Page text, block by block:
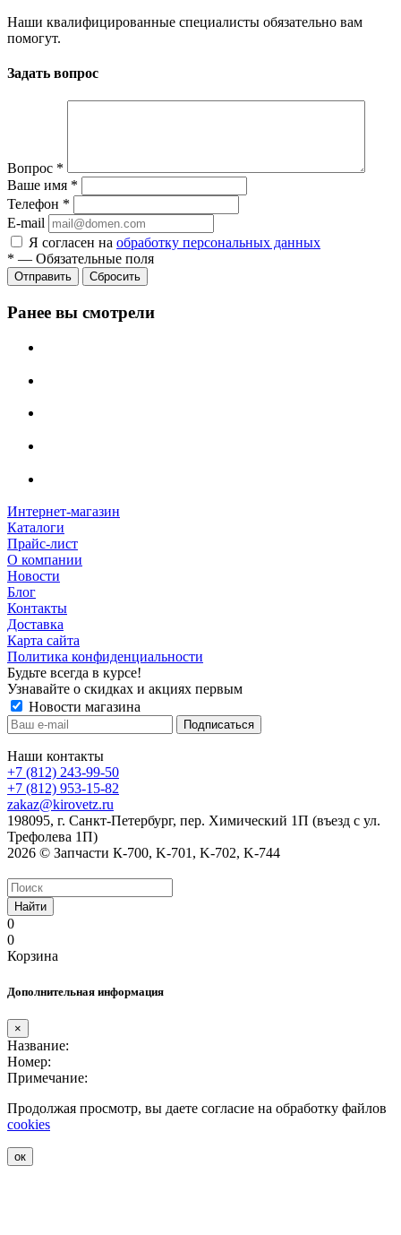
Наши квалифицированные специалисты обязательно вам
помогут.
Задать вопрос
Вопрос *
Ваше имя *
Телефон *
E-mail
Я согласен на обработку персональных данных
* — Обязательные поля
Сбросить
Ранее вы смотрели
Интернет-магазин
Каталоги
Прайс-лист
О компании
Новости
Блог
Контакты
Доставка
Карта сайта
Политика конфиденциальности
Будьте всегда в курсе!
Узнавайте о скидках и акциях первым
Новости магазина
Наши контакты
+7 (812) 243-99-50
+7 (812) 953-15-82
zakaz@kirovetz.ru
198095, г. Санкт-Петербург, пер. Химический 1П (въезд с ул.
Трефолева 1П)
2026 © Запчасти К-700, K-701, K-702, K-744
Найти
0
0
Корзина
Дополнительная информация
×
Название:
Номер:
Примечание:
Продолжая просмотр, вы даете согласие на обработку файлов
cookies
ок